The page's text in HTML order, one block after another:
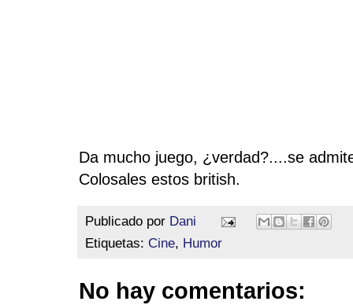
Da mucho juego, ¿verdad?....se
Colosales estos british.
Publicado por Dani
Etiquetas: Cine, Humor
No hay comentarios: